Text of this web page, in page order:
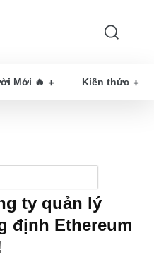
Mới 🔥 Kiến thức
ty quản lý
định Ethereum